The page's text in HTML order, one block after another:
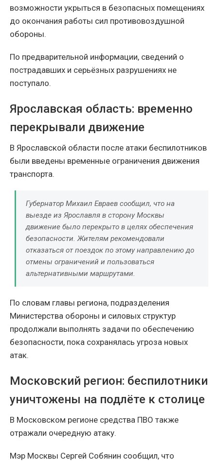
возможности укрыться в безопасных помещениях
до окончания работы сил противовоздушной
обороны.
По предварительной информации, сведений о
пострадавших и серьёзных разрушениях не
поступало.
Ярославская область: временно
перекрывали движение
В Ярославской области после атаки беспилотников
были введены временные ограничения движения
транспорта.
Губернатор Михаил Евраев сообщил, что на
выезде из Ярославля в сторону Москвы
движение было перекрыто в целях обеспечения
безопасности. Жителям рекомендовали
отказаться от поездок по этому направлению до
отмены ограничений и пользоваться
альтернативными маршрутами.
По словам главы региона, подразделения
Министерства обороны и силовых структур
продолжали выполнять задачи по обеспечению
безопасности, пока сохранялась угроза новых
атак.
Московский регион: беспилотники
уничтожены на подлёте к столице
В Московском регионе средства ПВО также
отражали очередную атаку.
Мэр Москвы Сергей Собянин сообщил, что